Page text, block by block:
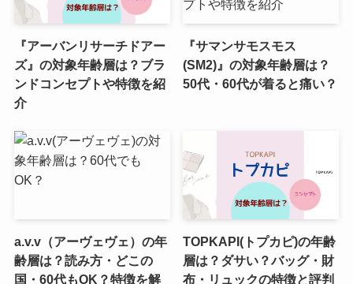
『アーバンリサーチドアー
ズ』の対象年齢層は？ブラ
ンドコンセプトや特徴を紹
介
『サマンサモスモス
(SM2)』の対象年齢層は？
50代・60代が着ると痛い？
a.v.v（アーヴェヴェ）の年
齢層は？読み方・どこの
国・60代もOK？特徴を解
TOPKAPI(トプカピ)の年齢
層は？ダサい？バッグ・財
布・リュックの特徴と評判